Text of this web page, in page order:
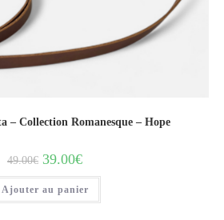
– Collection Romanesque – Hope
49.00€ 39.00€
Ajouter au panier